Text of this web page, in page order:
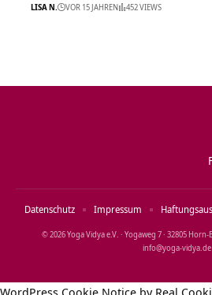
LISA N. VOR 15 JAHREN 452 VIEWS
© 2026 Yoga Vidya e.V. · Yogaweg 7 · 32805
info@yoga‑vidya.de
Datenschutz Impressum